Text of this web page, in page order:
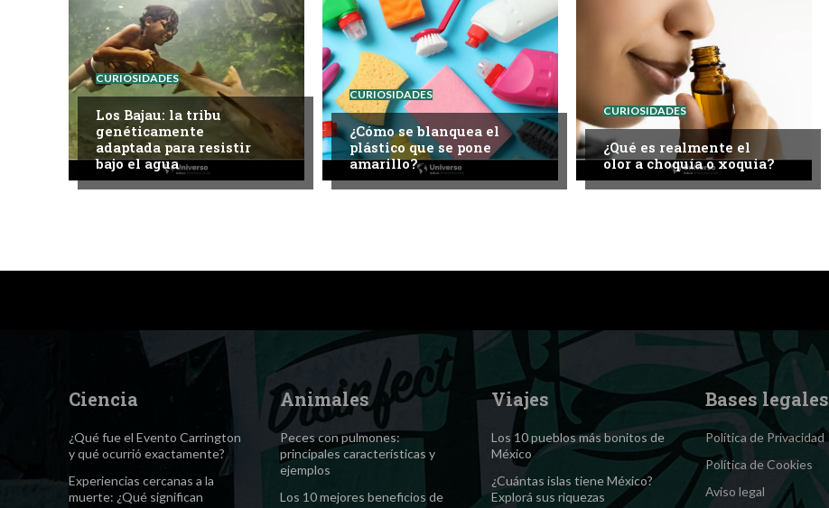
CURIOSIDADES
Los Bajau: la tribu
genéticamente
adaptada para resistir
bajo el agua
CURIOSIDADES
¿Cómo se blanquea el
plástico que se pone
amarillo?
CURIOSIDADES
¿Qué es realmente el
olor a choquía o xoquia?
Ciencia
¿Qué fue el Evento Carrington
y qué ocurrió exactamente?
Experiencias cercanas a la
muerte: ¿Qué significan
Animales
Peces con pulmones:
principales características y
ejemplos
Los 10 mejores beneficios de
Viajes
Los 10 pueblos más bonitos de
México
¿Cuántas islas tiene México?
Explorá sus riquezas
Bases legales
Política de Privacidad
Política de Cookies
Aviso legal